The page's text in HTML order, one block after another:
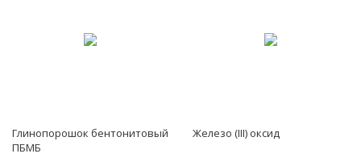
Глинопорошок бентонитовый
ПБМБ
Железо (III) оксид